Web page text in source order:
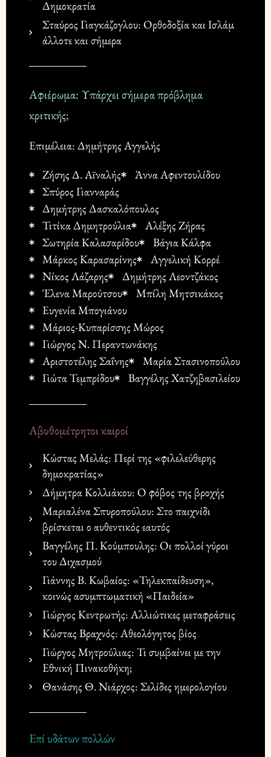
Δημοκρατία
Σταύρος Γιαγκάζογλου: Ορθοδοξία και Ισλάμ
άλλοτε και σήμερα
Αφιέρωμα: Υπάρχει σήμερα πρόβλημα
κριτικής;
Επιμέλεια: Δημήτρης Αγγελής
Ζήσης Δ. Αϊναλής
Άννα Αφεντουλίδου
Σπύρος Γιανναράς
Δημήτρης Δασκαλόπουλος
Τιτίκα Δημητρούλια
Αλέξης Ζήρας
Σωτηρία Καλασαρίδου
Βάγια Κάλφα
Μάρκος Καρασαρίνης
Αγγελική Κορρέ
Νίκος Λάζαρης
Δημήτρης Λεοντζάκος
Έλενα Μαρούτσου
Μπίλη Μητσικάκος
Ευγενία Μπογιάνου
Μάριος-Κυπαρίσσης Μώρος
Γιώργος Ν. Περαντωνάκης
Αριστοτέλης Σαΐνης
Μαρία Στασινοπούλου
Γιώτα Τεμπρίδου
Βαγγέλης Χατζηβασιλείου
Αβυθομέτρητοι καιροί
Κώστας Μελάς: Περί της «φιλελεύθερης
δημοκρατίας»
Δήμητρα Κολλιάκου: Ο φόβος της βροχής
Μαριαλένα Σπυροπούλου: Στο παιχνίδι
βρίσκεται ο αυθεντικός εαυτός
Βαγγέλης Π. Κούμπουλης: Οι πολλοί γύροι
του Διχασμού
Γιάννης Β. Κωβαίος: «Τηλεκπαίδευση»,
κοινώς ασυμπτωματική «Παιδεία»
Γιώργος Κεντρωτής: Αλλιώτικες μεταφράσεις
Κώστας Βραχνός: Αθεολόγητος βίος
Γιώργος Μητρούλιας: Τι συμβαίνει με την
Εθνική Πινακοθήκη;
Θανάσης Θ. Νιάρχος: Σελίδες ημερολογίου
Επί υδάτων πολλών